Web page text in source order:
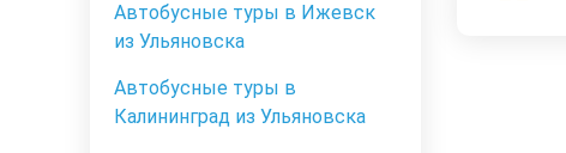
Автобусные туры в Ижевск
из Ульяновска
Автобусные туры в
Калининград из Ульяновска